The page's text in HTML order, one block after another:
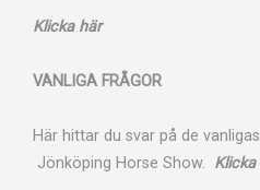
Klicka här
VANLIGA FRÅGOR
Här hittar du svar på de
Jönköping Horse Show. Klicka